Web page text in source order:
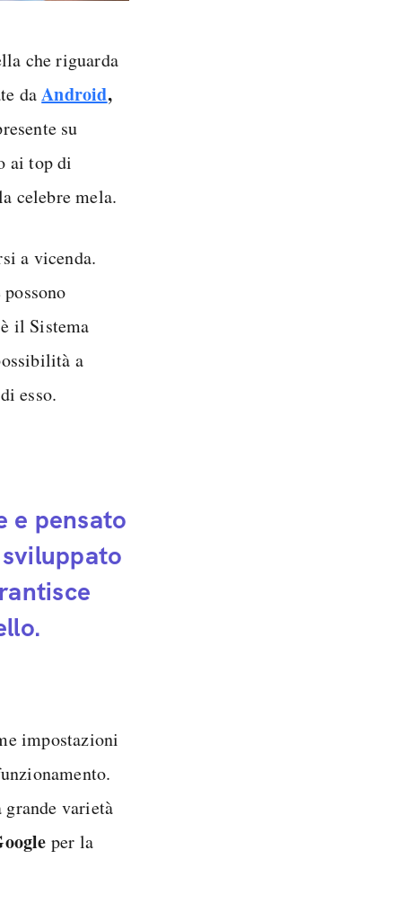
che riguarda
daAndroid,
su
ai top di
celebre mela.
a vicenda.
il Sistema
a
esso.
e pensato
impostazioni
varietà
per la